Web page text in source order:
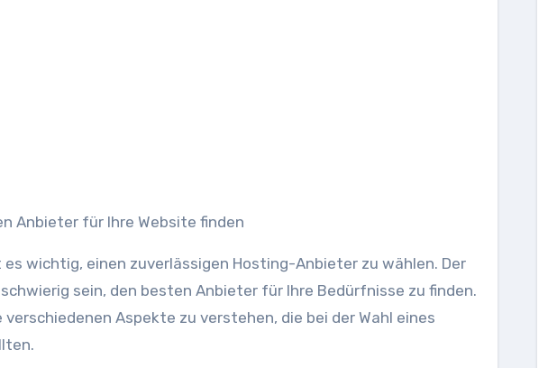
Anbieter für Ihre Website finden
wichtig, einen zuverlässigen Hosting-Anbieter zu wählen. Der
sein, den besten Anbieter für Ihre Bedürfnisse zu finden.
Aspekte zu verstehen, die bei der Wahl eines